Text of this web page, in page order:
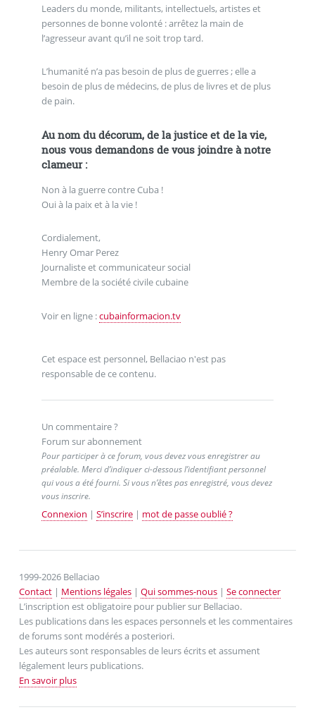
Leaders du monde, militants, intellectuels, artistes et
personnes de bonne volonté : arrêtez la main de
l’agresseur avant qu’il ne soit trop tard.
L’humanité n’a pas besoin de plus de guerres ; elle a
besoin de plus de médecins, de plus de livres et de plus
de pain.
Au nom du décorum, de la justice et de la vie,
nous vous demandons de vous joindre à notre
clameur :
Non à la guerre contre Cuba !
Oui à la paix et à la vie !
Cordialement,
Henry Omar Perez
Journaliste et communicateur social
Membre de la société civile cubaine
Voir en ligne :cubainformacion.tv
Cet espace est personnel, Bellaciao n'est pas
responsable de ce contenu.
Un commentaire ?
Forum sur abonnement
Pour participer à ce forum, vous devez vous enregistrer au
préalable. Merci d’indiquer ci-dessous l’identifiant personnel
qui vous a été fourni. Si vous n’êtes pas enregistré, vous devez
vous inscrire.
Connexion | S’inscrire| mot de passe oublié ?
1999-2026 Bellaciao
Contact| Mentions légales| Qui sommes-nous| Se connecter
L’inscription est obligatoire pour publier sur Bellaciao.
Les publications dans les espaces personnels et les commentaires
de forums sont modérés a posteriori.
Les auteurs sont responsables de leurs écrits et assument
légalement leurs publications.
En savoir plus